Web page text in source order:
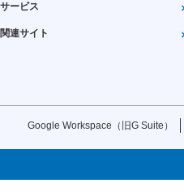
サービス
関連サイト
Google Workspace（旧G Suite）